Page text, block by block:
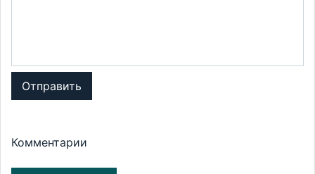
Отправить
Комментарии